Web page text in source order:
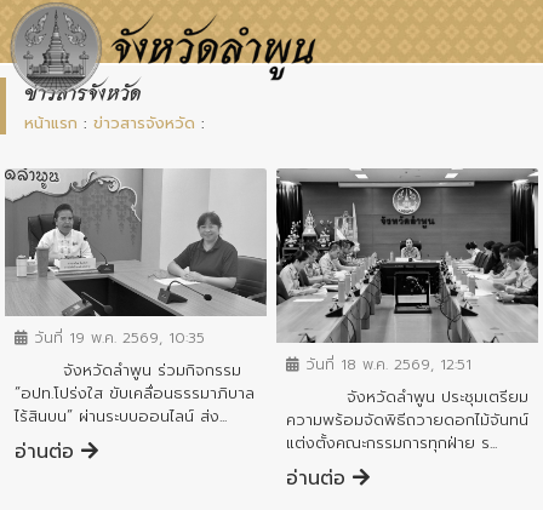
ข่าวสารจังหวัด
หน้าแรก : ข่าวสารจังหวัด :
ข่าวสารจังหวัด
วันที่ 19 พ.ค. 2569, 10:35
จังหวัดลำพูน ร่วมกิจกรรม
“อปท.โปร่งใส ขับเคลื่อนธรรมาภิบาล
ไร้สินบน” ผ่านระบบออนไลน์ ส่ง...
อ่านต่อ
ข่าวสารจังหวัด
วันที่ 18 พ.ค. 2569, 12:51
จังหวัดลำพูน ประชุมเตรียม
ความพร้อมจัดพิธีถวายดอกไม้จันทน์
แต่งตั้งคณะกรรมการทุกฝ่าย ร...
อ่านต่อ